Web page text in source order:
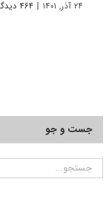
۲۴ آذر, ۱۴۰۱ | ۴۶۴ دیدگاه
جست و جو
جستجو